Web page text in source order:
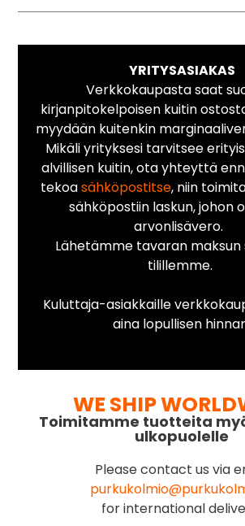
YRITYSASIAKAS
Verkkokaupasta saat
kirjanpitokelpoisen kuitin
myydään kuitenkin
Mikäli yrityksesi tarvitsee
alvillisen kuitin, ota yhteyttä
tekoasähköpostitse, niin
sähköpostiin laskun, johon
arvonlisävero.
Lähetämme tavaran
tilillemme.
Kuluttaja-asiakkaille
aina lopullisen
WE SHIP
Toimitamme tuotteita
ulkopuolelle
Please contact us via
for international